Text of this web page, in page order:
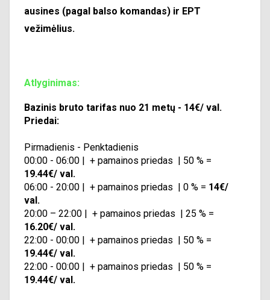
ausines (pagal balso komandas) ir EPT
vežimėlius.
Atlyginimas:
Bazinis bruto tarifas nuo 21 metų - 14€/ val.
Priedai:
Pirmadienis - Penktadienis
00:00 - 06:00 | + pamainos priedas | 50 % =
19.44€/ val.
06:00 - 20:00 | + pamainos priedas | 0 % = 14€/
val.
20:00 – 22:00 | + pamainos priedas | 25 % =
16.20€/ val.
22:00 - 00:00 | + pamainos priedas | 50 % =
19.44€/ val.
22:00 - 00:00 | + pamainos priedas | 50 % =
19.44€/ val.